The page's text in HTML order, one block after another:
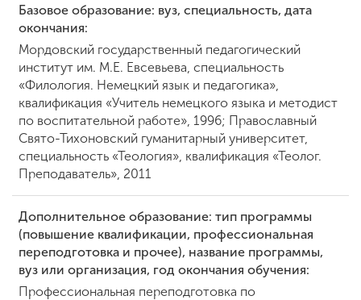
Базовое образование: вуз, специальность, дата
окончания:
Мордовский государственный педагогический
институт им. М.Е. Евсевьева, специальность
«Филология. Немецкий язык и педагогика»,
квалификация «Учитель немецкого языка и методист
по воспитательной работе», 1996; Православный
Свято-Тихоновский гуманитарный университет,
специальность «Теология», квалификация «Теолог.
Преподаватель», 2011
Дополнительное образование: тип программы
(повышение квалификации, профессиональная
переподготовка и прочее), название программы,
вуз или организация, год окончания обучения:
Профессиональная переподготовка по